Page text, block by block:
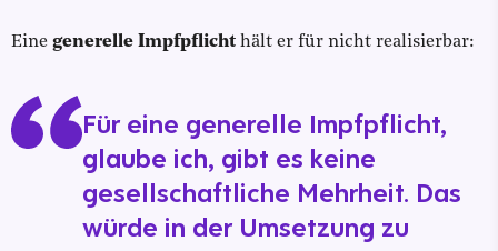
Eine generelle Impfpflicht hält er für nicht realisierbar:
Für eine generelle Impfpflicht,
glaube ich, gibt es keine
gesellschaftliche Mehrheit. Das
würde in der Umsetzung zu